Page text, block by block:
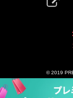
© 2019